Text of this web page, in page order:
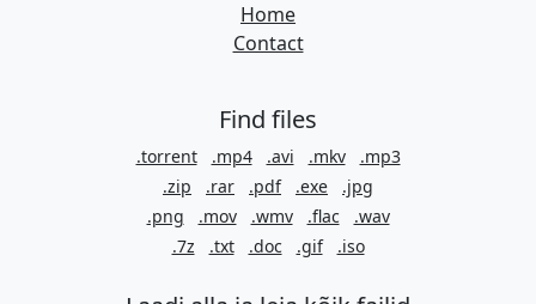
Home
Contact
Find files
.torrent .mp4 .avi .mkv
.mp3
.zip
.rar .pdf .exe
.jpg
.png
.mov .wmv .flac
.wav
.7z
.txt .doc .gif .iso